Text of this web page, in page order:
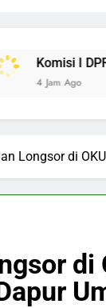
I DPR Desak
Ago
Longsor di
di